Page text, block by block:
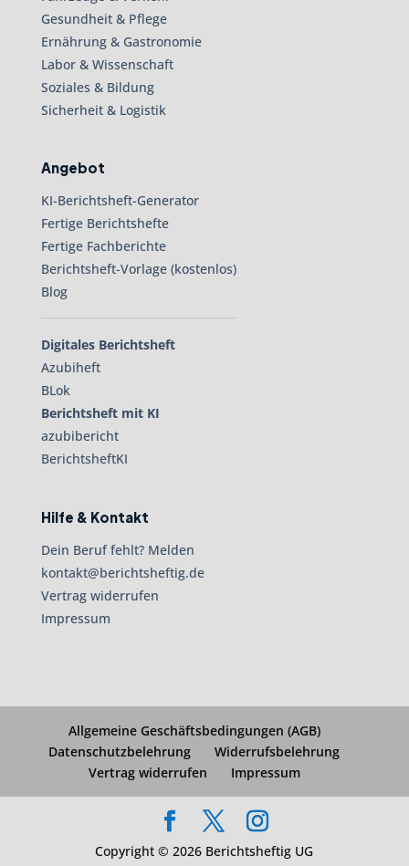
Gesundheit & Pflege
Ernährung & Gastronomie
Labor & Wissenschaft
Soziales & Bildung
Sicherheit & Logistik
Angebot
KI-Berichtsheft-Generator
Fertige Berichtshefte
Fertige Fachberichte
Berichtsheft-Vorlage (kostenlos)
Blog
Digitales Berichtsheft
Azubiheft
BLok
Berichtsheft mit KI
azubibericht
BerichtsheftKI
Hilfe & Kontakt
Dein Beruf fehlt? Melden
kontakt@berichtsheftig.de
Vertrag widerrufen
Impressum
Allgemeine Geschäftsbedingungen (AGB)
Datenschutzbelehrung
Widerrufsbelehrung
Vertrag widerrufen
Impressum
Copyright © 2026 Berichtsheftig UG